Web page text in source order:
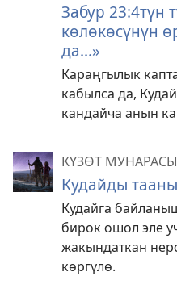
Забур 23:4түн
көлөкөсүнүн
да...»
Караңгылык
кабылса да,
кандайча анын
КҮЗӨТ МУНАРАСЫ
Кудайды
Кудайга
бирок ошол эле
жакындаткан
көргүлө.